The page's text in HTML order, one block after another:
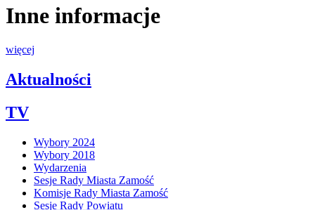
Inne informacje
więcej
Aktualności
TV
Wybory 2024
Wybory 2018
Wydarzenia
Sesje Rady Miasta Zamość
Komisje Rady Miasta Zamość
Sesje Rady Powiatu